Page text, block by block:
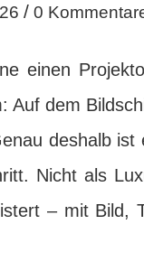
/ 0
einen
Auf dem
deshalb
Nicht als
– mit Bild,